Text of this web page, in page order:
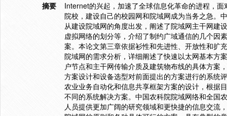
摘要
Internet的兴起，加速了全球信息化革命的进程，
院校，建设自己的校园网和院域网成为当务之急。
从建设院域网的角度出发，阐述了院域网主干网建
虚拟网络的划分等，介绍了制约广域通信的几个因
案。本论文第三章依据衫性和先进性、开放性和扩
院域网的需求分析，详细阐述了快速以太网基本方
户节点和主干网传输介质及建筑物布线的具体方案
方案设计和设备选型对前面提出的方案进行的系统
农业业务自动化和信息共享框架方案的设计，根据
不同的系统解决方案。中国农科院院域网络和全国
人员提供更加广阔的研究领域和更快捷的信息交流